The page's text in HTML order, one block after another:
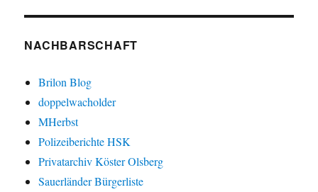
NACHBARSCHAFT
Brilon Blog
doppelwacholder
MHerbst
Polizeiberichte HSK
Privatarchiv Köster Olsberg
Sauerländer Bürgerliste